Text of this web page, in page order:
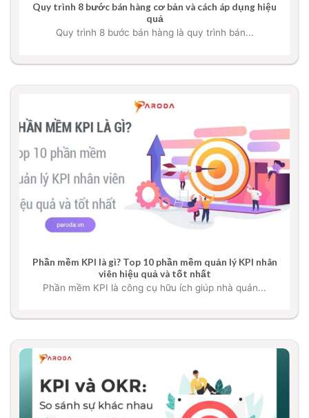
Quy trình 8 bước bán hàng cơ bản và cách áp dụng hiệu
quả
Quy trình 8 bước bán hàng là quy trình bán...
Phần mềm KPI là gì? Top 10 phần mềm quản lý KPI nhân
viên hiệu quả và tốt nhất
Phần mềm KPI là công cụ hữu ích giúp nhà quản...